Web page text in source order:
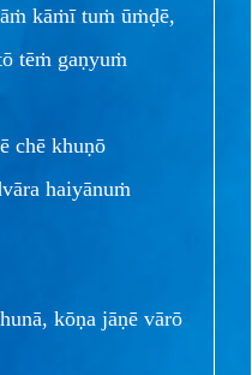
kāṁī tuṁ ūṁḍē,
tēṁ gaṇyuṁ
chē khuṇō
haiyānuṁ
kōṇa jāṇē vārō